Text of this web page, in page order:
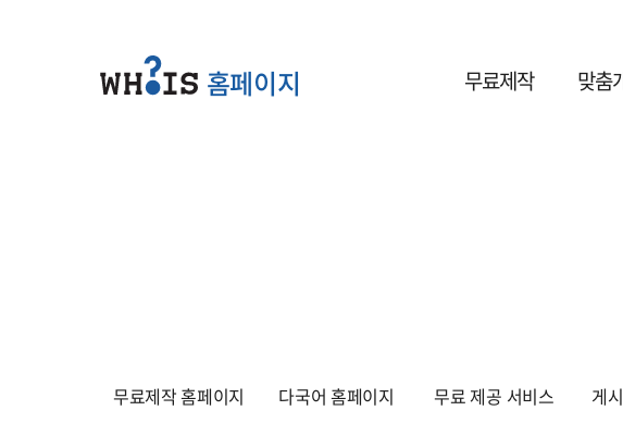
홈페이지 무료제작 맞춤
무료제작 홈페이지 다국어 홈페이지 무료 제공 서비스 게